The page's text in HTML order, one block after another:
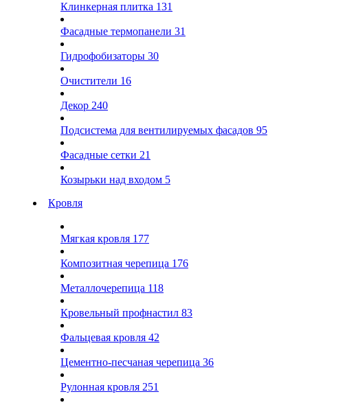
Клинкерная плитка 131
Фасадные термопанели 31
Гидрофобизаторы 30
Очистители 16
Декор 240
Подсистема для вентилируемых фасадов 95
Фасадные сетки 21
Козырьки над входом 5
Кровля
Мягкая кровля 177
Композитная черепица 176
Металлочерепица 118
Кровельный профнастил 83
Фальцевая кровля 42
Цементно-песчаная черепица 36
Рулонная кровля 251